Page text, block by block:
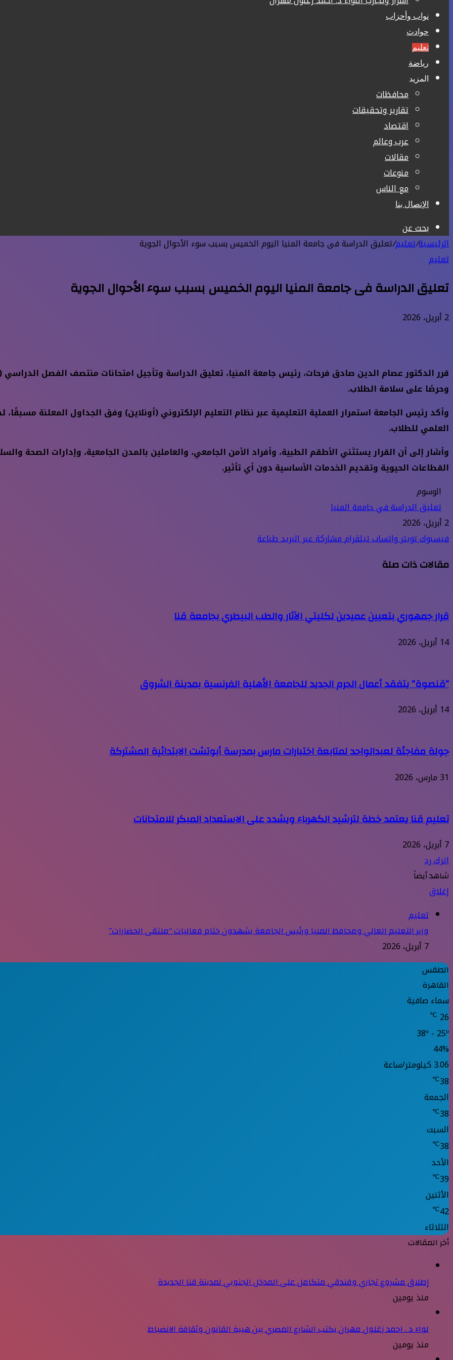
نواب وأحزاب
حوادث
تعليم
رياضة
المزيد
محافظات
تقارير وتحقيقات
اقتصاد
عرب وعالم
مقالات
منوعات
مع الناس
الإتصال بنا
بحث عن
الرئيسية/تعليم/تعليق الدراسة فى جامعة المنيا اليوم الخميس بسبب سوء الأحوال الجوية
تعليم
تعليق الدراسة فى جامعة المنيا اليوم الخميس بسبب سوء الأحوال الجوية
2 أبريل، 2026
قرر الدكتور عصام الدين صادق فرحات، رئيس جامعة المنيا، تعليق الدراسة وتأجيل امتحانات منتصف الفصل الدراسي
وحرصًا على سلامة الطلاب.
وأكد رئيس الجامعة استمرار العملية التعليمية عبر نظام التعليم الإلكتروني (أونلاين) وفق الجداول المعلنة
العلمي للطلاب.
وأشار إلى أن القرار يستثني الأطقم الطبية، وأفراد الأمن الجامعي، والعاملين بالمدن الجامعية، وإدارات الصحة
القطاعات الحيوية وتقديم الخدمات الأساسية دون أي تأثير.
الوسوم
تعليق الدراسة في جامعة المنيا
2 أبريل، 2026
فيسبوكتويتر واتسابتيلقراممشاركة عبر البريدطباعة
مقالات ذات صلة
قرار جمهوري بتعيين عميدين لكليتي الآثار والطب البيطري بجامعة قنا
14 أبريل، 2026
“قنصوة” يتفقد أعمال الحرم الجديد للجامعة الأهلية الفرنسية بمدينة الشروق
14 أبريل، 2026
جولة مفاجئة لعبدالواحد لمتابعة اختبارات مارس بمدرسة أبوتشت الابتدائية المشتركة
31 مارس، 2026
تعليم قنا يعتمد خطة لترشيد الكهرباء ويشدد على الاستعداد المبكر للامتحانات
7 أبريل، 2026
اترك رد
شاهد أيضاً
إغلاق
تعليم
وزير التعليم العالي ومحافظ المنيا ورئيس الجامعة يشهدون ختام فعاليات “ملتقى الحضارات”
7 أبريل، 2026
الطقس
القاهرة
سماء صافية
26
℃
38º - 25º
44%
3.06 كيلومتر/ساعة
38
℃
الجمعة
38
℃
السبت
38
℃
الأحد
39
℃
الأثنين
42
℃
الثلاثاء
أخر المقالات
إطلاق مشروع تجاري وفندقي متكامل على المدخل الجنوبي لمدينة قنا الجديدة
منذ يومين
لواء د . احمد زغلول مهران يكتب الشارع المصري بين هيبة القانون وثقافة الانضباط
منذ يومين